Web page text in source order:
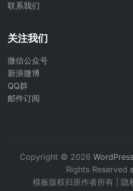
联系我们
关注我们
微信公众号
新浪微博
QQ群
邮件订阅
Copyright © 2026
Rights Reserved
模板版权归原作者所有 | 隐